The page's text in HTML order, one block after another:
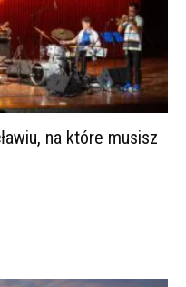
na które musisz